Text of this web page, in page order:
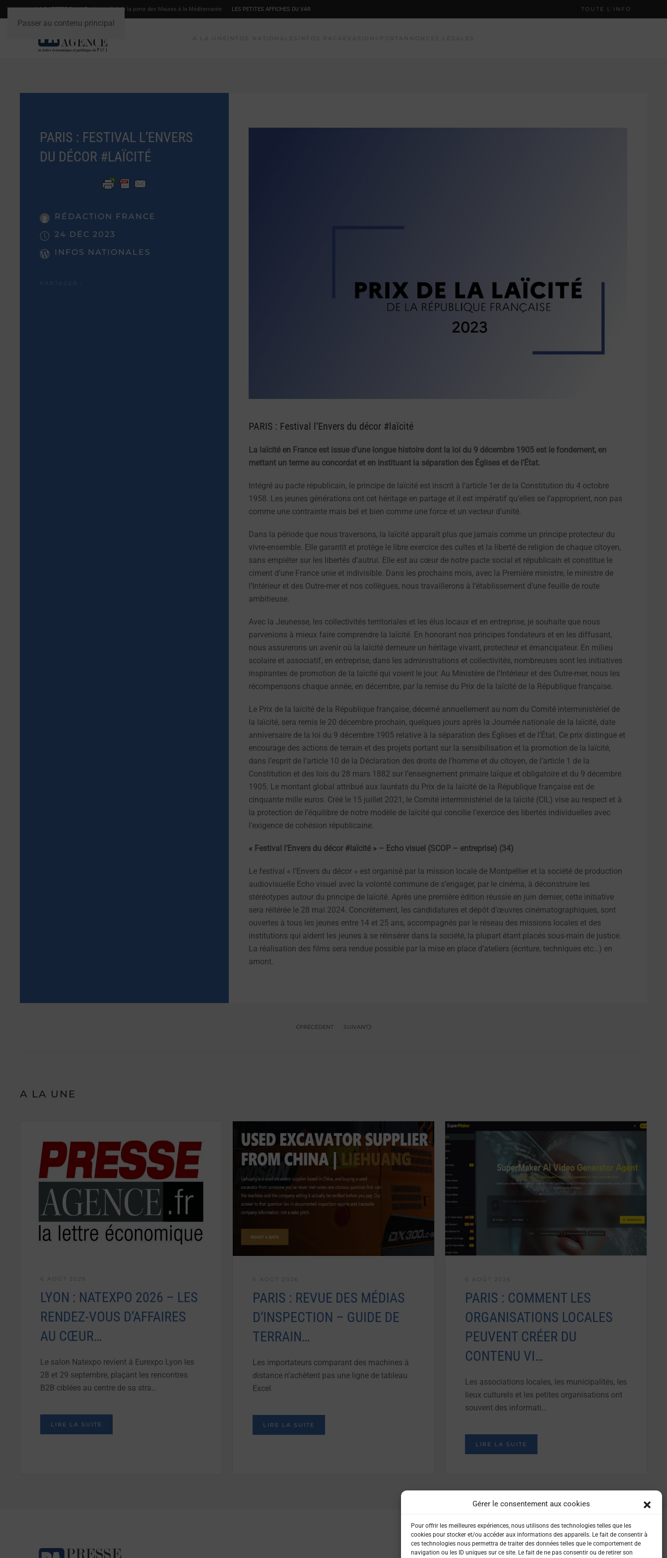
Gérer le consentement aux cookies
Pour offrir les meilleures expériences, nous utilisons des technologies telles que les
cookies pour stocker et/ou accéder aux informations des appareils. Le fait de consentir à
ces technologies nous permettra de traiter des données telles que le comportement de
navigation ou les ID uniques sur ce site. Le fait de ne pas consentir ou de retirer son
Passer au contenu principal
LA GAZETTE DU VAR- L'actualité de la porte des Maures à la Méditerranée LES PETITES AFFICHES DU VAR TOUTE L'INFO
PARIS : FESTIVAL L’ENVERS
DU DÉCOR #LAÏCITÉ
RÉDACTION FRANCE
24 DÉC 2023
INFOS NATIONALES
PARIS : Festival l’Envers du décor #laïcité
La laïcité en France est issue d’une longue histoire dont la loi du 9 décembre 1905 est le fondement, en
mettant un terme au concordat et en instituant la séparation des Églises et de l’État.
Intégré au pacte républicain, le principe de laïcité est inscrit à l’article 1er de la Constitution du 4 octobre
1958. Les jeunes générations ont cet héritage en partage et il est impératif qu’elles se l’approprient, non pas
comme une contrainte mais bel et bien comme une force et un vecteur d’unité.
Dans la période que nous traversons, la laïcité apparaît plus que jamais comme un principe protecteur du
vivre-ensemble. Elle garantit et protège le libre exercice des cultes et la liberté de religion de chaque citoyen,
sans empiéter sur les libertés d’autrui. Elle est au cœur de notre pacte social et républicain et constitue le
ciment d’une France unie et indivisible. Dans les prochains mois, avec la Première ministre, le ministre de
l’Intérieur et des Outre-mer et nos collègues, nous travaillerons à l’établissement d’une feuille de route
ambitieuse.
Avec la Jeunesse, les collectivités territoriales et les élus locaux et en entreprise, je souhaite que nous
parvenions à mieux faire comprendre la laïcité. En honorant nos principes fondateurs et en les diffusant,
nous assurerons un avenir où la laïcité demeure un héritage vivant, protecteur et émancipateur. En milieu
scolaire et associatif, en entreprise, dans les administrations et collectivités, nombreuses sont les initiatives
inspirantes de promotion de la laïcité qui voient le jour. Au Ministère de l’Intérieur et des Outre-mer, nous les
récompensons chaque année, en décembre, par la remise du Prix de la laïcité de la République française.
Le Prix de la laïcité de la République française, décerné annuellement au nom du Comité interministériel de
la laïcité, sera remis le 20 décembre prochain, quelques jours après la Journée nationale de la laïcité, date
anniversaire de la loi du 9 décembre 1905 relative à la séparation des Églises et de l’État. Ce prix distingue et
encourage des actions de terrain et des projets portant sur la sensibilisation et la promotion de la laïcité,
dans l’esprit de l’article 10 de la Déclaration des droits de l’homme et du citoyen, de l’article 1 de la
Constitution et des lois du 28 mars 1882 sur l’enseignement primaire laïque et obligatoire et du 9 décembre
1905. Le montant global attribué aux lauréats du Prix de la laïcité de la République française est de
cinquante mille euros. Créé le 15 juillet 2021, le Comité interministériel de la laïcité (CIL) vise au respect et à
la protection de l’équilibre de notre modèle de laïcité qui concilie l’exercice des libertés individuelles avec
l’exigence de cohésion républicaine.
« Festival l’Envers du décor #laïcité » – Echo visuel (SCOP – entreprise) (34)
Le festival « l’Envers du décor » est organisé par la mission locale de Montpellier et la société de production
audiovisuelle Echo visuel avec la volonté commune de s’engager, par le cinéma, à déconstruire les
stéréotypes autour du principe de laïcité. Après une première édition réussie en juin dernier, cette initiative
sera réitérée le 28 mai 2024. Concrètement, les candidatures et dépôt d’œuvres cinématographiques, sont
ouvertes à tous les jeunes entre 14 et 25 ans, accompagnés par le réseau des missions locales et des
institutions qui aident les jeunes à se réinsérer dans la société, la plupart étant placés sous-main de justice.
La réalisation des films sera rendue possible par la mise en place d’ateliers (écriture, techniques etc…) en
amont.
PRÉCÉDENT SUIVANT
A LA UNE
LYON : NATEXPO 2026 – LES
RENDEZ-VOUS D’AFFAIRES
AU CŒUR…
Le salon Natexpo revient à Eurexpo Lyon les
28 et 29 septembre, plaçant les rencontres
B2B ciblées au centre de sa stra…
LIRE LA SUITE
PARIS : REVUE DES MÉDIAS
D’INSPECTION – GUIDE DE
TERRAIN…
Les importateurs comparant des machines à
distance n’achètent pas une ligne de tableau
Excel.
LIRE LA SUITE
PARIS : COMMENT LES
ORGANISATIONS LOCALES
PEUVENT CRÉER DU
CONTENU VI…
Les associations locales, les municipalités, les
lieux culturels et les petites organisations ont
souvent des informati…
LIRE LA SUITE